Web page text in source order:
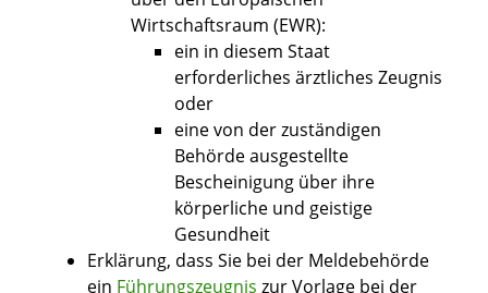
Wirtschaftsraum (EWR):
ein in diesem Staat
erforderliches ärztliches Zeugnis
oder
eine von der zuständigen
Behörde ausgestellte
Bescheinigung über ihre
körperliche und geistige
Gesundheit
Erklärung, dass Sie bei der Meldebehörde
ein Führungszeugnis zur Vorlage bei der